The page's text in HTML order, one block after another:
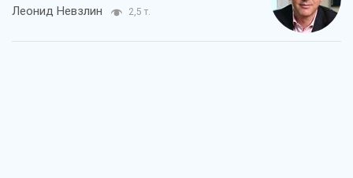
Леонид Невзлин 2,5 т.